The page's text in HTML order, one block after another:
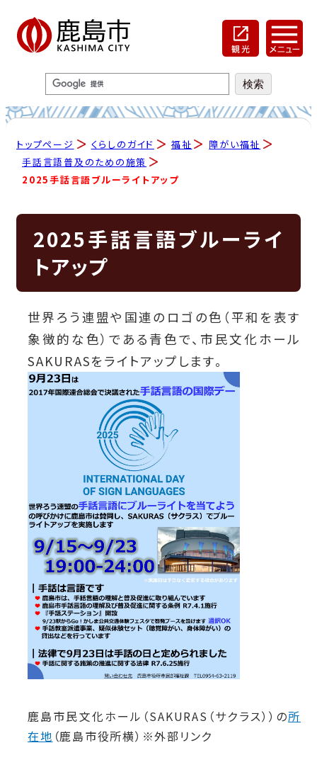
トップページ くらしのガイド 福祉
障がい福祉
手話言語普及のための施策
2025手話言語ブルーライトアップ
2025手話言語ブルーライ
トアップ
世界ろう連盟や国連のロゴの色（平和を表す
象徴的な色）である青色で、市民文化ホール
SAKURASをライトアップします。
鹿島市民文化ホール（SAKURAS（サクラス））の所
在地 （鹿島市役所横）※外部リンク